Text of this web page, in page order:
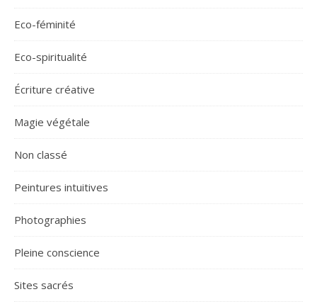
Eco-féminité
Eco-spiritualité
Écriture créative
Magie végétale
Non classé
Peintures intuitives
Photographies
Pleine conscience
Sites sacrés